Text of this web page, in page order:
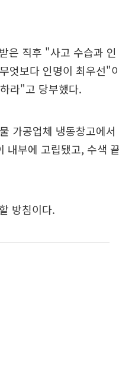
은 직후 "사고 수습과 인
엇보다 인명이 최우선"
라"고 당부했다.
가공업체 냉동창고에서
내부에 고립됐고, 수색 끝
방침이다.